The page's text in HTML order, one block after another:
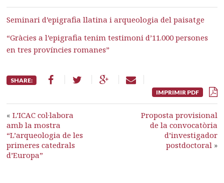
Seminari d’epigrafia llatina i arqueologia del paisatge
“Gràcies a l’epigrafia tenim testimoni d’11.000 persones
en tres províncies romanes”
SHARE:
IMPRIMIR PDF
«L’ICAC col·labora
amb la mostra
“L’arqueologia de les
primeres catedrals
d’Europa”
Proposta provisional
de la convocatòria
d’investigador
postdoctoral »